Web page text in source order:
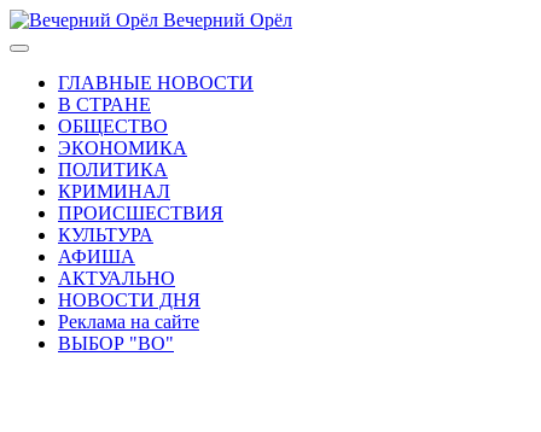
Вечерний Орёл
ГЛАВНЫЕ НОВОСТИ
В СТРАНЕ
ОБЩЕСТВО
ЭКОНОМИКА
ПОЛИТИКА
КРИМИНАЛ
ПРОИСШЕСТВИЯ
КУЛЬТУРА
АФИША
АКТУАЛЬНО
НОВОСТИ ДНЯ
Реклама на сайте
ВЫБОР "ВО"